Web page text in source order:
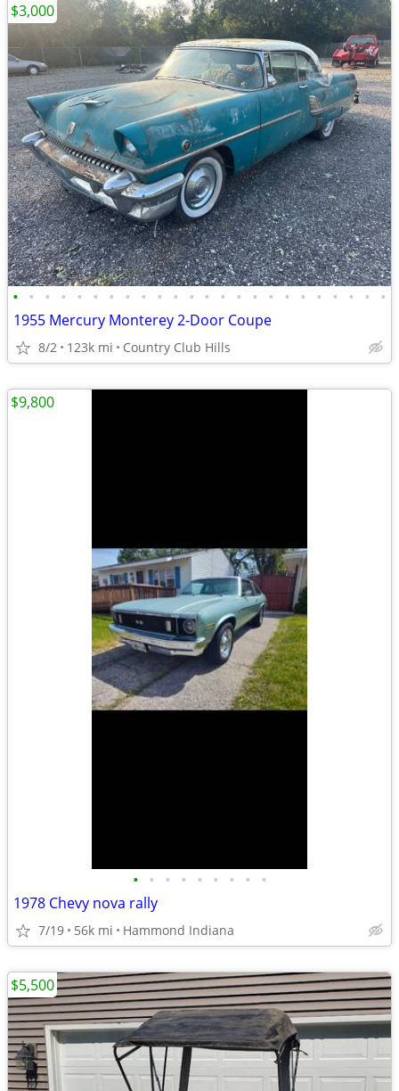
• • • • • • • • • • • • • • • • • • • • • • • •
1955 Mercury Monterey 2-Door Coupe
8/2 123k mi Country Club Hills
$3,000
• • • • • • • • •
1978 Chevy nova rally
7/19 56k mi Hammond Indiana
$9,800
$5,500